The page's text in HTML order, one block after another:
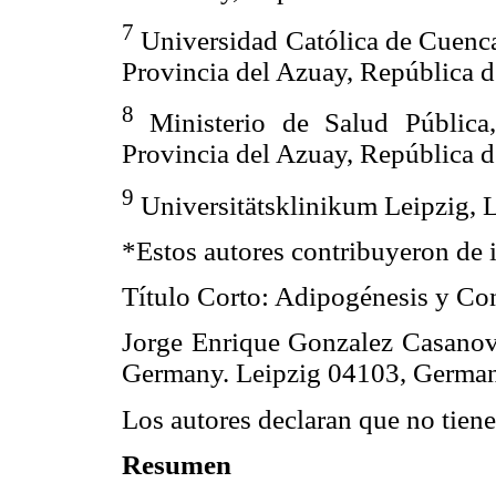
7 Universidad Católica de
Provincia del Azuay, República
8
Ministerio de Salud
Provincia del Azuay, República
9 Universitätsklinikum Leipzig,
*Estos autores contribuyeron de
Título Corto: Adipogénesis y
Jorge Enrique Gonzalez
Germany. Leipzig 04103,
Los autores declaran que no
Resumen